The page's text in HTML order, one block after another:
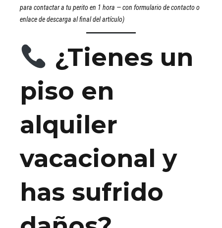
para contactar a tu perito en 1 hora — con formulario de contacto o
enlace de descarga al final del artículo)
¿Tienes un
piso en
alquiler
vacacional y
has sufrido